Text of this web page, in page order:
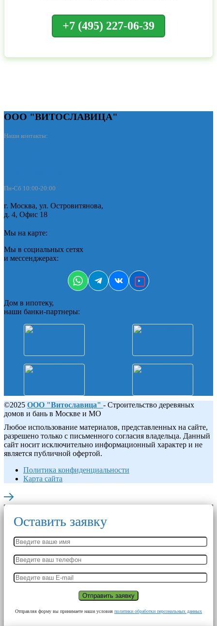
+7 (495) 227-06-39
ООО "ВИТОСЛАВИЦА"
Наши контакты:
Пн-Сб 10:00-20:00
г. Москва, ул. Островитянова,
д. 4, Офис 18
Мы на карте:
Мы в социальных сетях
и мессенджерах:
Дом в ипотеку,
наши банки-партнеры:
©2025 ООО "Витославица" - Строительство деревяных
домов и бань в Москве и МО
Любое использование материалов, представленных на сайте,
разрешено только с письменного согласия владельца. Данный
сайт носит исключительно информационный характер и не
является публичной офертой.
Политика конфиденциальности
Карта сайта
Оставить заявку
Отправляя форму вы принимаете наши условия политики обработки персональных данных